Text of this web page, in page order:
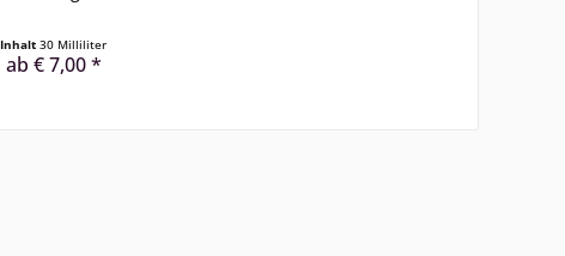
Inhalt30 Milliliter
ab € 7,00 *